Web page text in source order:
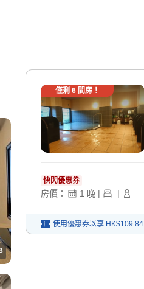
僅剩 6間房！
快閃優惠券
房價： 1 晚 | |
使用優惠券以享 HK$109.84